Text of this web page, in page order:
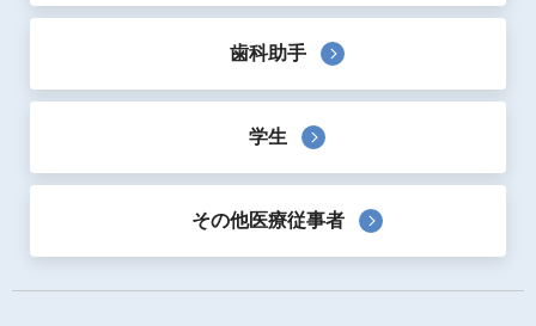
編著：
デンタルダイヤモンド社
出版日：2026年7月
歯科助手
学生
その他医療従事者